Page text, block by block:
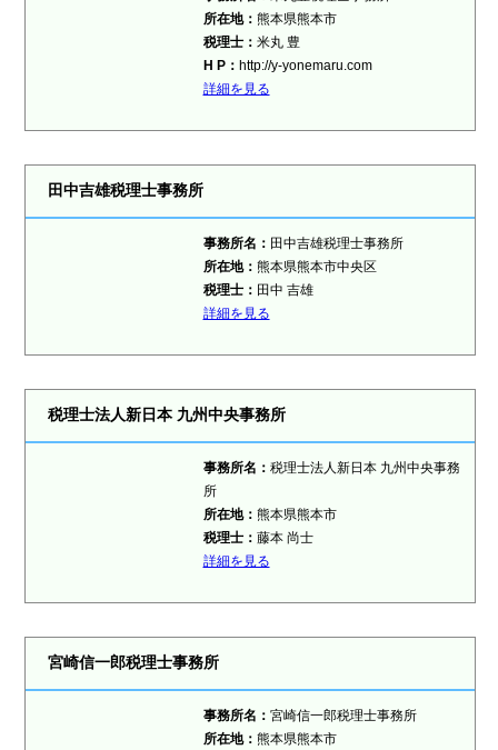
所在地： 熊本県熊本市
税理士： 米丸 豊
H P： http://y-yonemaru.com
詳細を見る
田中吉雄税理士事務所
事務所名： 田中吉雄税理士事務所
所在地： 熊本県熊本市中央区
税理士： 田中 吉雄
詳細を見る
税理士法人新日本 九州中央事務所
事務所名： 税理士法人新日本 九州中央事務
所
所在地： 熊本県熊本市
税理士： 藤本 尚士
詳細を見る
宮崎信一郎税理士事務所
事務所名： 宮崎信一郎税理士事務所
所在地： 熊本県熊本市